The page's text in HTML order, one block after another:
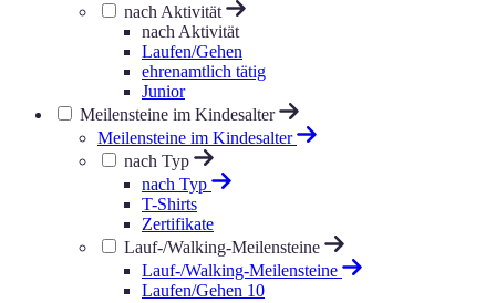
nach Aktivität
nach Aktivität
Laufen/Gehen
ehrenamtlich tätig
Junior
Meilensteine im Kindesalter
Meilensteine im Kindesalter
nach Typ
nach Typ
T-Shirts
Zertifikate
Lauf-/Walking-Meilensteine
Lauf-/Walking-Meilensteine
Laufen/Gehen 10